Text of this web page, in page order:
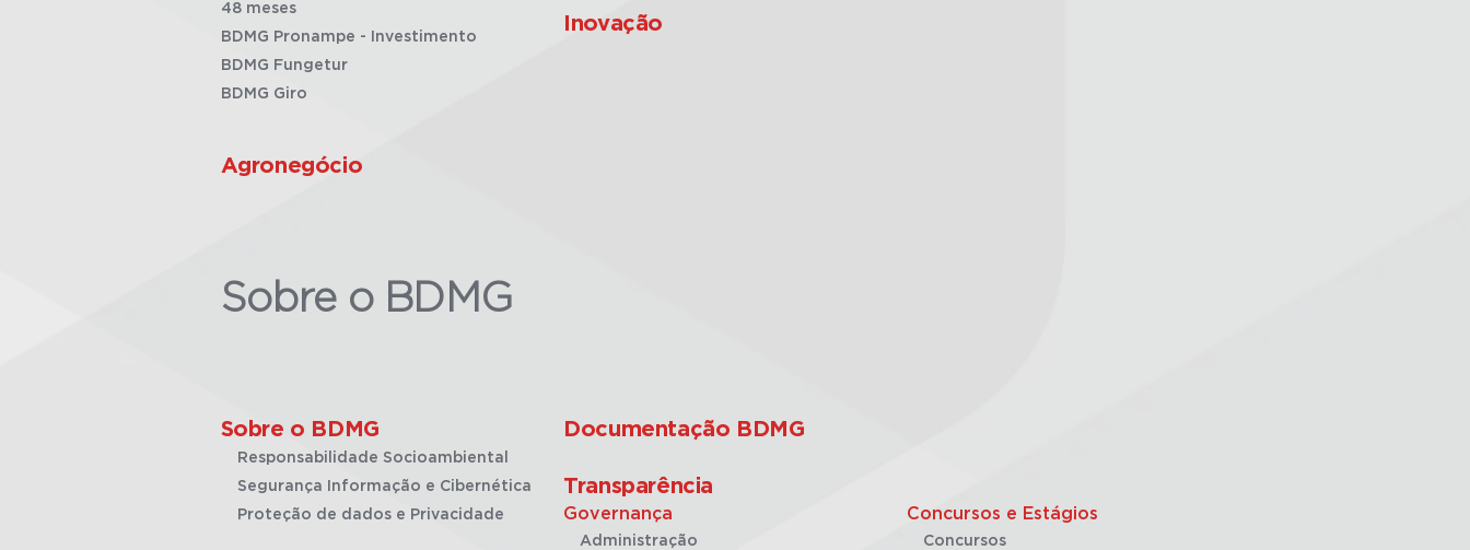
48 meses
BDMG Pronampe - Investimento
BDMG Fungetur
BDMG Giro
Agronegócio
Inovação
Sobre o BDMG
Sobre o BDMG
Responsabilidade Socioambiental
Segurança Informação e Cibernética
Proteção de dados e Privacidade
Documentação BDMG
Transparência
Governança
Administração
Concursos e Estágios
Concursos